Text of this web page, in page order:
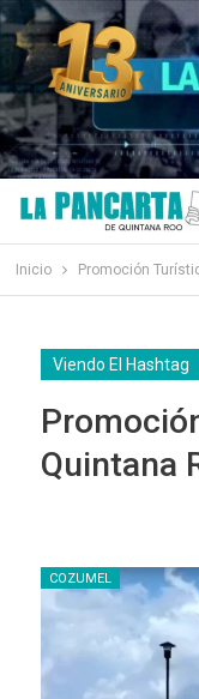
Inicio Promoción
Viendo El Hashtag
Quintana
COZUMEL